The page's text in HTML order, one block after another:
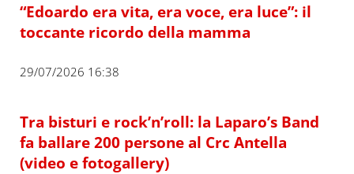
“Edoardo era vita, era voce, era luce”: il
toccante ricordo della mamma
29/07/2026 16:38
Tra bisturi e rock’n’roll: la Laparo’s Band
fa ballare 200 persone al Crc Antella
(video e fotogallery)